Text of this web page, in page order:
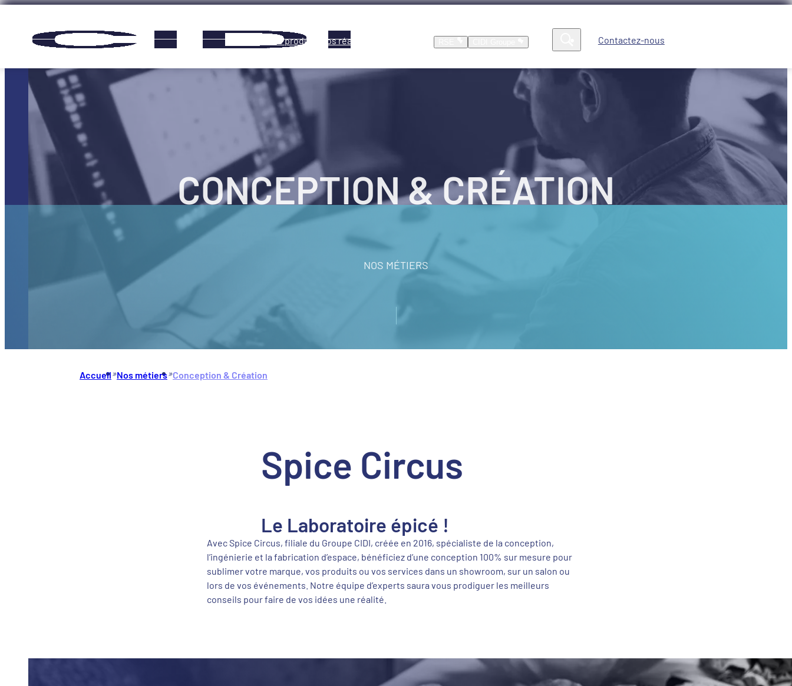
Panneau de gestion des cookies
Nos produits Nos réalisations News Contactez-nous
CONCEPTION & CRÉATION
NOS MÉTIERS
Accueil»Nos métiers»Conception & Création
Spice Circus
Le Laboratoire épicé !
Avec Spice Circus, filiale du Groupe CIDI, créée en 2016, spécialiste de la conception,
l’ingénierie et la fabrication d’espace, bénéficiez d’une conception 100% sur mesure pour
sublimer votre marque, vos produits ou vos services dans un showroom, sur un salon ou
lors de vos événements. Notre équipe d’experts saura vous prodiguer les meilleurs
conseils pour faire de vos idées une réalité.